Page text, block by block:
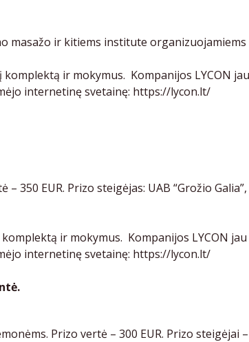
masažo ir kitiems institute
komplektą ir mokymus. Kompanijos LYCON
internetinę svetainę: https://lycon.lt/
350 EUR. Prizo steigėjas: UAB “Grožio
ir mokymus. Kompanijos LYCON
internetinę svetainę: https://lycon.lt/
Prizo vertė – 300 EUR. Prizo steigėjai –